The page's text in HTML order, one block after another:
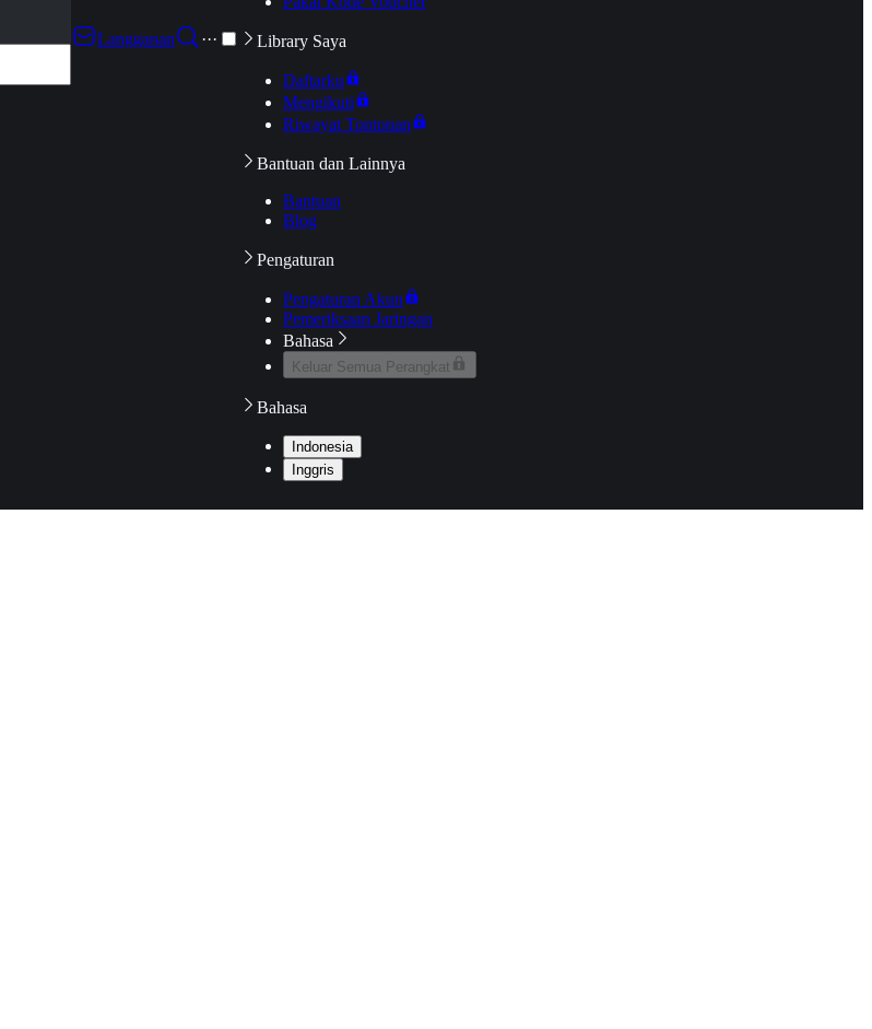
Langganan
··· Library Saya
Daftarku
Mengikuti
Riwayat Tontonan
Bantuan dan Lainnya
Bantuan
Blog
Pengaturan
Pengaturan Akun
Pemeriksaan Jaringan
Bahasa
Keluar Semua Perangkat
Bahasa
Indonesia
Inggris